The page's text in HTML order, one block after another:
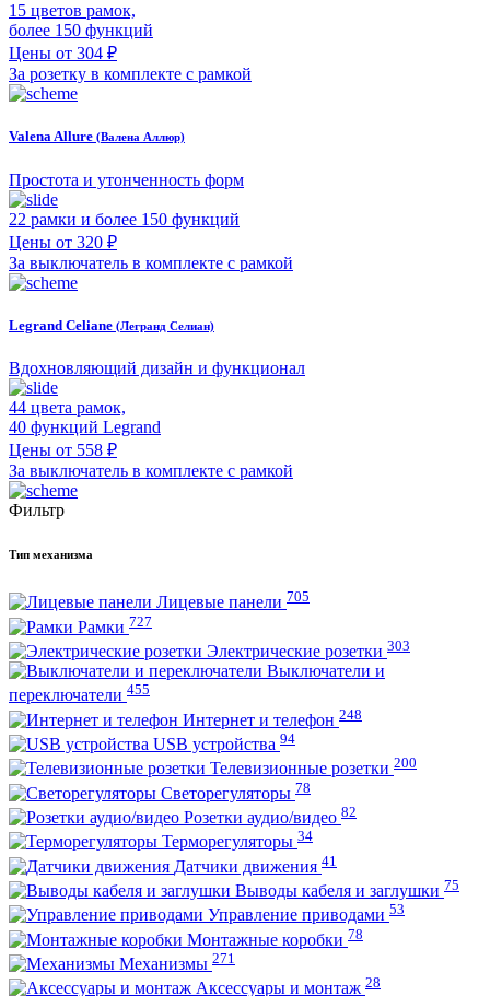
15 цветов рамок,
более 150 функций
Цены от 304 ₽
За розетку в комплекте с рамкой
Valena Allure (Валена Аллюр)
Простота и утонченность форм
22 рамки и более 150 функций
Цены от 320 ₽
За выключатель в комплекте с рамкой
Legrand Celiane (Легранд Селиан)
Вдохновляющий дизайн и функционал
44 цвета рамок,
40 функций Legrand
Цены от 558 ₽
За выключатель в комплекте с рамкой
Фильтр
Тип механизма
Лицевые панели 705
Рамки 727
Электрические розетки 303
Выключатели и
переключатели 455
Интернет и телефон 248
USB устройства 94
Телевизионные розетки 200
Светорегуляторы 78
Розетки аудио/видео 82
Терморегуляторы 34
Датчики движения 41
Выводы кабеля и заглушки 75
Управление приводами 53
Монтажные коробки 78
Механизмы 271
Аксессуары и монтаж 28